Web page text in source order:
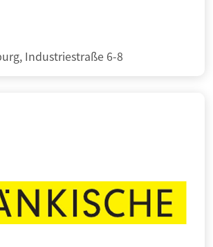
Industriestraße 6-8